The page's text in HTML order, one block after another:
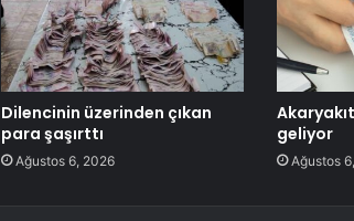
Dilencinin üzerinden çıkan
para şaşırttı
Ağustos 6, 2026
geliyor
Ağustos